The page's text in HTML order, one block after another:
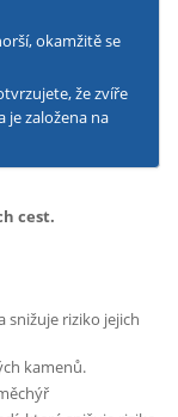
okamžitě se
že zvíře
je založena na
cest.
riziko jejich
kamenů.